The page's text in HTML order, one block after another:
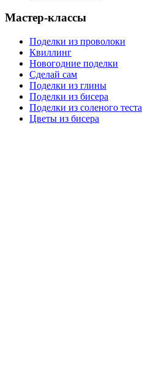
Мастер-классы
Поделки из проволоки
Квиллинг
Новогодние поделки
Сделай сам
Поделки из глины
Поделки из бисера
Поделки из соленого теста
Цветы из бисера